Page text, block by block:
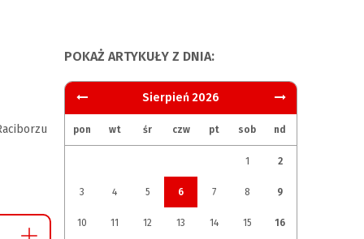
POKAŻ ARTYKUŁY Z DNIA:
Sierpień 2026
pon wt śr czw pt sob nd
1 2
3 4 5 6 7 8 9
10 11 12 13 14 15 16